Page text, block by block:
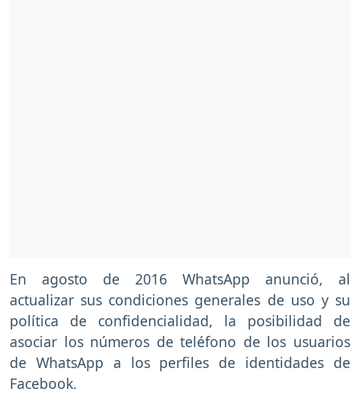
En agosto de 2016 WhatsApp anunció, al
actualizar sus condiciones generales de uso y su
política de confidencialidad, la posibilidad de
asociar los números de teléfono de los usuarios
de WhatsApp a los perfiles de identidades de
Facebook.